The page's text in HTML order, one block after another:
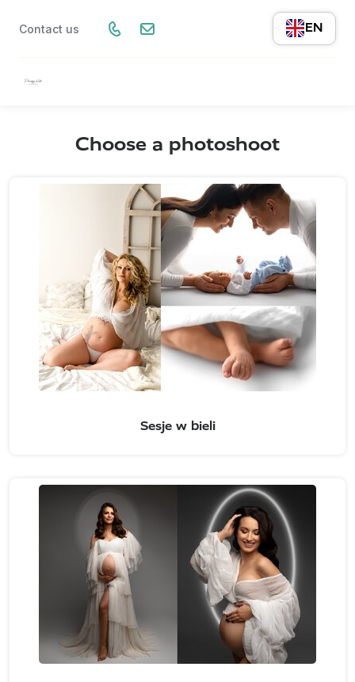
Contact us EN
Choose a photoshoot
Sesje w bieli